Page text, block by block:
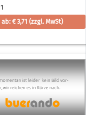
1
ab: € 3,71 (zzgl. MwSt)